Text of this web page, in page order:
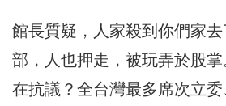
館長質疑，人家殺到你們家
部，人也押走，被玩弄於股
在抗議？全台灣最多席次立